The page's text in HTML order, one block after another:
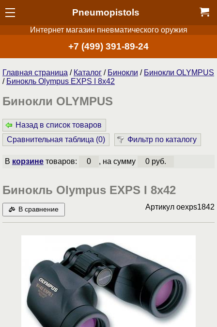
Pneumopistols
Интернет магазин пневматического оружия
+7 (499) 391-89-24
Главная страница / Каталог / Бинокли / Бинокли OLYMPUS
/ Бинокль Olympus EXPS I 8x42
Бинокли OLYMPUS
Назад в список товаров
Сравнительная таблица (0) Фильтр по каталогу
В корзинетоваров: 0 , на сумму 0 руб.
Бинокль Olympus EXPS I 8x42
В сравнение Артикул oexps1842